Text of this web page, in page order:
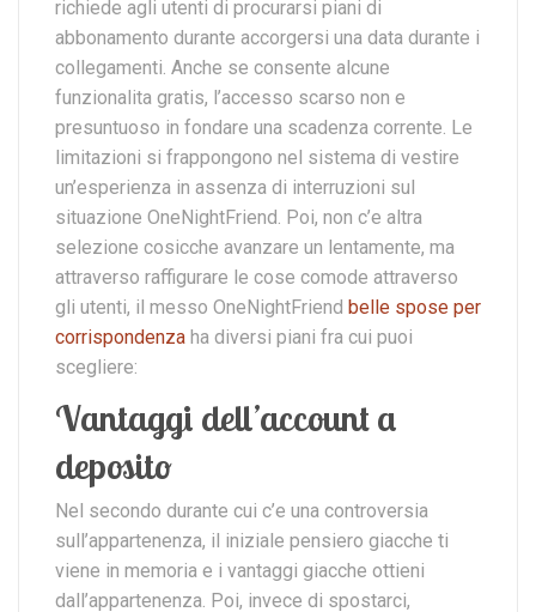
richiede agli utenti di procurarsi piani di
abbonamento durante accorgersi una data durante i
collegamenti. Anche se consente alcune
funzionalita gratis, l’accesso scarso non e
presuntuoso in fondare una scadenza corrente. Le
limitazioni si frappongono nel sistema di vestire
un’esperienza in assenza di interruzioni sul
situazione OneNightFriend. Poi, non c’e altra
selezione cosicche avanzare un lentamente, ma
attraverso raffigurare le cose comode attraverso
gli utenti, il messo OneNightFriend belle spose per
corrispondenza ha diversi piani fra cui puoi
scegliere:
Vantaggi dell’account a
deposito
Nel secondo durante cui c’e una controversia
sull’appartenenza, il iniziale pensiero giacche ti
viene in memoria e i vantaggi giacche ottieni
dall’appartenenza. Poi, invece di spostarci,